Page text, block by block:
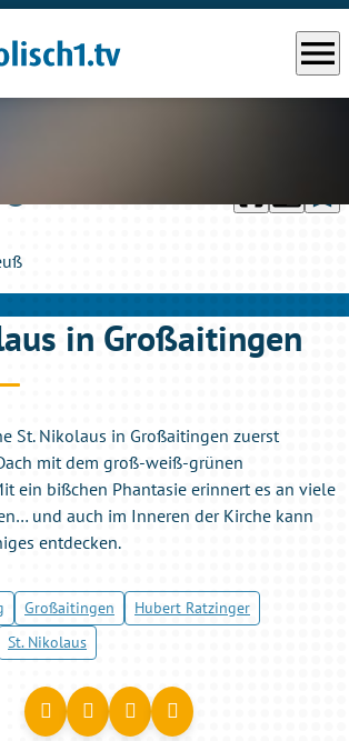
menu
in Großaitingen
St. Nikolaus in Großaitingen zuerst
mit dem groß-weiß-grünen
ein bißchen Phantasie erinnert es an viele
und auch im Inneren der Kirche kann
entdecken.
Großaitingen
Hubert Ratzinger
St. Nikolaus